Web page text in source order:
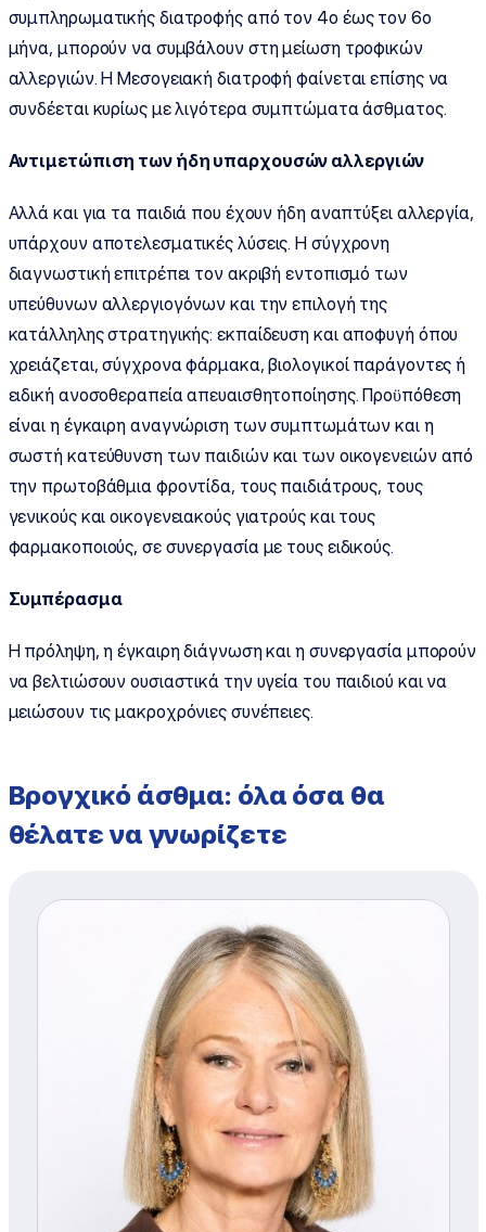
συμπληρωματικής διατροφής από τον 4ο έως τον 6ο
μήνα, μπορούν να συμβάλουν στη μείωση τροφικών
αλλεργιών. Η Μεσογειακή διατροφή φαίνεται επίσης να
συνδέεται κυρίως με λιγότερα συμπτώματα άσθματος.
Αντιμετώπιση των ήδη υπαρχουσών αλλεργιών
Αλλά και για τα παιδιά που έχουν ήδη αναπτύξει αλλεργία,
υπάρχουν αποτελεσματικές λύσεις. Η σύγχρονη
διαγνωστική επιτρέπει τον ακριβή εντοπισμό των
υπεύθυνων αλλεργιογόνων και την επιλογή της
κατάλληλης στρατηγικής: εκπαίδευση και αποφυγή όπου
χρειάζεται, σύγχρονα φάρμακα, βιολογικοί παράγοντες ή
ειδική ανοσοθεραπεία απευαισθητοποίησης. Προϋπόθεση
είναι η έγκαιρη αναγνώριση των συμπτωμάτων και η
σωστή κατεύθυνση των παιδιών και των οικογενειών από
την πρωτοβάθμια φροντίδα, τους παιδιάτρους, τους
γενικούς και οικογενειακούς γιατρούς και τους
φαρμακοποιούς, σε συνεργασία με τους ειδικούς.
Συμπέρασμα
Η πρόληψη, η έγκαιρη διάγνωση και η συνεργασία μπορούν
να βελτιώσουν ουσιαστικά την υγεία του παιδιού και να
μειώσουν τις μακροχρόνιες συνέπειες.
Βρογχικό άσθμα: όλα όσα θα
θέλατε να γνωρίζετε